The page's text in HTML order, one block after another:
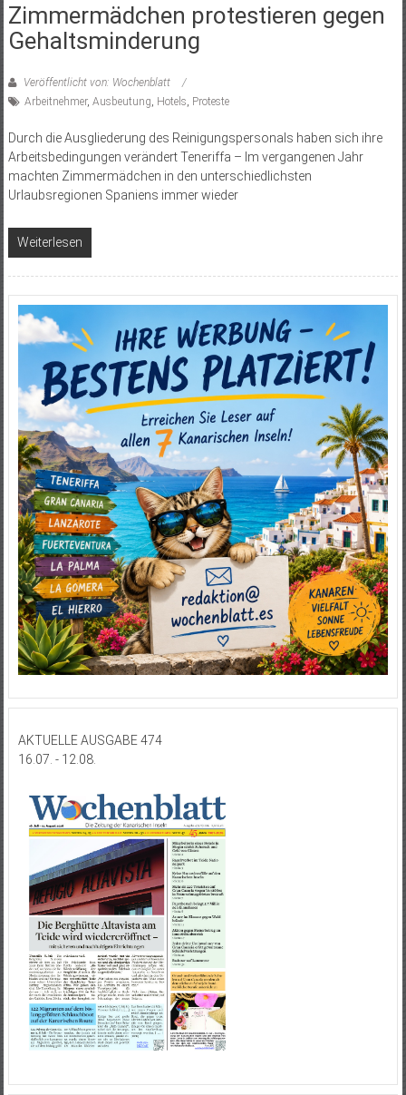
Zimmermädchen protestieren gegen
Gehaltsminderung
Veröffentlicht von: Wochenblatt
Arbeitnehmer, Ausbeutung Hotels Proteste
Durch die Ausgliederung des Reinigungspersonals haben sich ihre
Arbeitsbedingungen verändert Teneriffa – Im vergangenen Jahr
machten Zimmermädchen in den unterschiedlichsten
Urlaubsregionen Spaniens immer wieder
Weiterlesen
AKTUELLE AUSGABE 474
16.07. - 12.08.